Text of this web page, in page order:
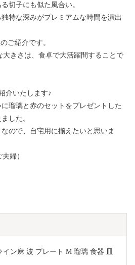
切子にも似た風合い。
特な深みがプレミアムな時間を演出
ご紹介です。
大きさは、食卓で大活躍間することで
介いたします♪
瑠璃と赤のセットをプレゼントした
した。
ので、自宅用に揃えたいと思いま
婦）
イン麻 波 プレート M 瑠璃 食器 皿